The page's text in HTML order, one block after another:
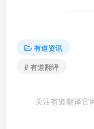
有道资讯
# 有道翻译
关注有道翻译官